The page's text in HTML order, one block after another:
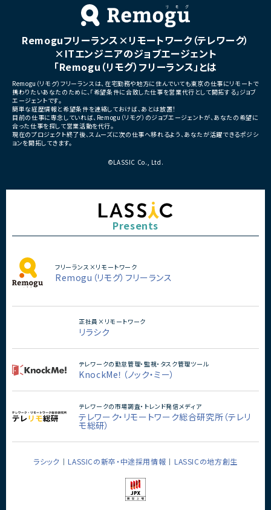
企画、要件定義、仕様策定、設計、実装、テス
ト、リリース、運用改善
■その他補足
・代表直下で新規サービス開発を推進するポ
ジション
・既に活動実績を持つキャラクターIPの世界
観拡張やファン体験創出に携われる環境
・キャラクターを「好きになる体験」やユーザ
ーとの関係性構築をサービスとして設計で
きる希少なポジション
・音楽、SNS、イベントなど複数のコンテンツ
・少人数組織のため企画から実装、運営改善
を実践可能
インメント体験の創出に携われます
Remoguフリーランス×リモートワーク（テレワーク）
×ITエンジニアのジョブエージェント
「Remogu（リモグ）フリーランス」とは
Remogu（リモグ）フリーランスは、在宅勤務や地方に住んでいても東京の仕事にリモートで
携わりたいあなたのために、「希望条件に合致した仕事を営業代行として開拓する」ジョブ
エージェントです。
簡単な経歴情報と希望条件を連絡しておけば、あとは放置！
目前の仕事に専念していれば、Remogu（リモグ）のジョブエージェントが、あなたの希望に
合った仕事を探して営業活動を代行。
現在のプロジェクト終了後、スムーズに次の仕事へ移れるよう、あなたが活躍できるポジシ
ョンを開拓してきます。
©LASSIC Co., Ltd.
Presents
フリーランス×リモートワーク
Remogu（リモグ）フリーランス
正社員×リモートワーク
リラシク
テレワークの勤怠管理・監視・タスク管理ツール
KnockMe！（ノック・ミー）
テレワークの市場調査・トレンド発信メディア
テレワーク・リモートワーク総合研究所（テレリ
モ総研）
ラシック LASSICの新卒・中途採用情報 LASSICの地方創生